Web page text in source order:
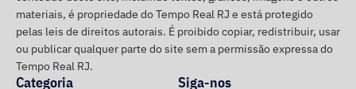
Em quatro anos, o patrimônio de Bebeto cresceu R$
1.892.881,58, alta de 177,7%. Já o valor mantido em
espécie saltou de R$ 50 mil para R$ 840 mil, aumento de
materiais, é propriedade do Tempo Real RJ e está protegido
pelas leis de direitos autorais. É proibido copiar, redistribuir, usar
ou publicar qualquer parte do site sem a permissão expressa do
Tempo Real RJ.
Categoria Siga-nos